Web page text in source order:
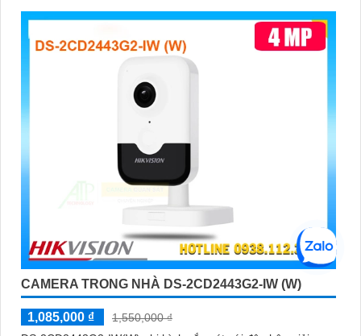
CAMERA TRONG NHÀ DS-2CD2443G2-IW (W)
1,085,000 ₫
1,550,000 ₫